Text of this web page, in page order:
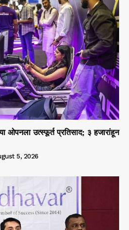
ओपनला उत्स्फूर्त प्रतिसाद; ३ हजारांहून
5, 2026